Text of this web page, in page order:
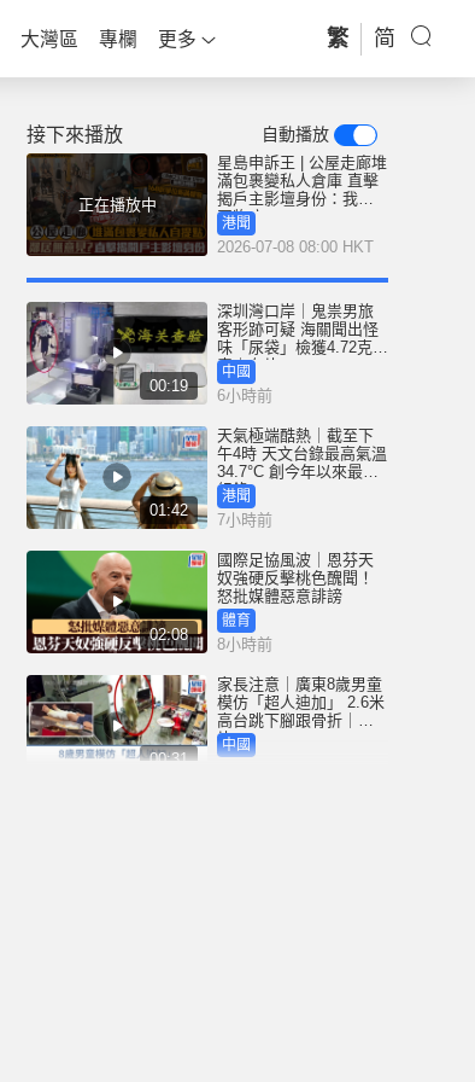
大灣區 專欄 更多 繁 简
接下來播放 自動播放
正在播放中
星島申訴王 | 公屋走廊堆
滿包裹變私人倉庫 直擊
揭戶主影壇身份：我有
囤物症
港聞
2026-07-08 08:00 HKT
00:19
深圳灣口岸｜鬼祟男旅
客形跡可疑 海關聞出怪
味「尿袋」檢獲4.72克冰
毒｜有片
中國
6小時前
01:42
天氣極端酷熱｜截至下
午4時 天文台錄最高氣溫
34.7°C 創今年以來最高
紀錄
港聞
7小時前
02:08
國際足協風波｜恩芬天
奴強硬反擊桃色醜聞！
怒批媒體惡意誹謗
體育
8小時前
00:31
家長注意｜廣東8歲男童
模仿「超人迪加」 2.6米
高台跳下腳跟骨折｜有
片
中國